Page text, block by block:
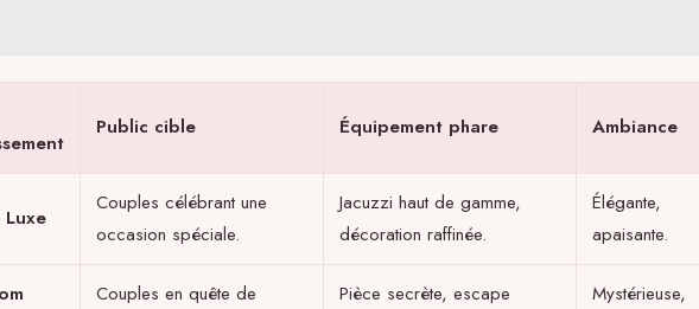
Public cible Équipement phare Ambiance
Couples célébrant une
occasion spéciale.
Jacuzzi haut de gamme,
décoration raffinée.
Élégante,
apaisante.
Couples en quête de
Pièce secrète, escape
Mystérieuse,